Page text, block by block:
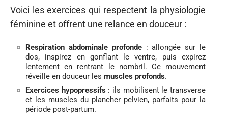
Voici les exercices qui respectent la physiologie
féminine et offrent une relance en douceur :
Respiration abdominale profonde: allongée sur le
dos, inspirez en gonflant le ventre, puis expirez
lentement en rentrant le nombril. Ce mouvement
réveille en douceur les muscles profonds.
Exercices hypopressifs : ils mobilisent le transverse
et les muscles du plancher pelvien, parfaits pour la
période post-partum.